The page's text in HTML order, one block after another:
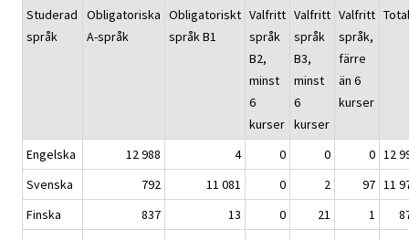
Studerad
språk
Obligatoriska
A-språk
Obligatoriskt
språk B1
Valfritt
språk
B2,
minst
6
kurser
Valfritt
språk
B3,
minst
6
kurser
Valfritt
språk,
färre
än 6
kurser
Engelska 12 988 4 0 0 0 12
Svenska
792 11 081 0 2 97 11
Finska
837 13 0 21 1